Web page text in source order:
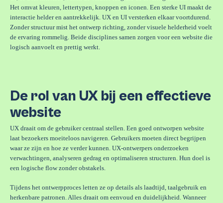
Het omvat kleuren, lettertypen, knoppen en iconen. Een sterke UI maakt de
interactie helder en aantrekkelijk. UX en UI versterken elkaar voortdurend.
Zonder structuur mist het ontwerp richting, zonder visuele helderheid voelt
de ervaring rommelig. Beide disciplines samen zorgen voor een website die
logisch aanvoelt en prettig werkt.
De rol van UX bij een effectieve
website
UX draait om de gebruiker centraal stellen. Een goed ontworpen website
laat bezoekers moeiteloos navigeren. Gebruikers moeten direct begrijpen
waar ze zijn en hoe ze verder kunnen. UX-ontwerpers onderzoeken
verwachtingen, analyseren gedrag en optimaliseren structuren. Hun doel is
een logische flow zonder obstakels.
Tijdens het ontwerpproces letten ze op details als laadtijd, taalgebruik en
herkenbare patronen. Alles draait om eenvoud en duidelijkheid. Wanneer